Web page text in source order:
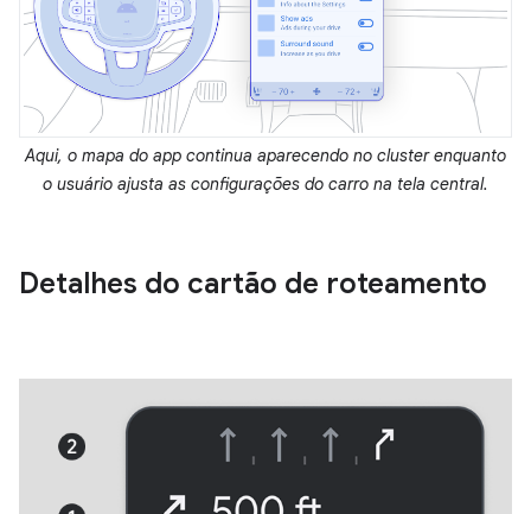
Aqui, o mapa do app continua aparecendo no cluster enquanto
o usuário ajusta as configurações do carro na tela central.
Detalhes do cartão de roteamento